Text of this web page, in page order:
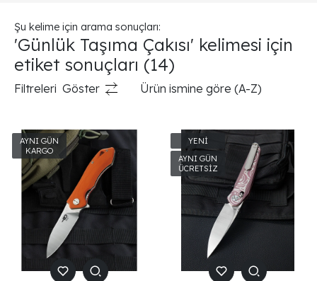
Şu kelime için arama sonuçları:
'Günlük Taşıma Çakısı' kelimesi için
etiket sonuçları (14)
Filtreleri Göster Ürün ismine göre (A-Z)